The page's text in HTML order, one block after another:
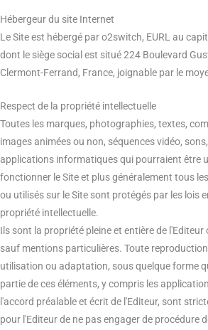
Hébergeur du site Internet
Le Site est hébergé par o2switch, EURL au
dont le siège social est situé 224 Boulevard
Clermont-Ferrand, France, joignable par le
Respect de la propriété intellectuelle
Toutes les marques, photographies, textes,
images animées ou non, séquences vidéo,
applications informatiques qui pourraient être
fonctionner le Site et plus généralement tous
ou utilisés sur le Site sont protégés par les lois
propriété intellectuelle.
Ils sont la propriété pleine et entière de l'Editeur
sauf mentions particulières. Toute
utilisation ou adaptation, sous quelque forme
partie de ces éléments, y compris les
l'accord préalable et écrit de l'Editeur, sont
pour l'Editeur de ne pas engager de procédure